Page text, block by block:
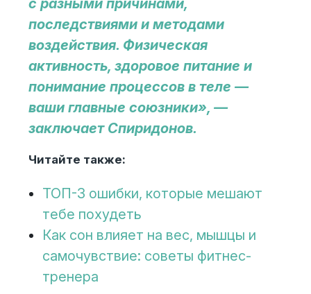
с разными причинами,
последствиями и методами
воздействия. Физическая
активность, здоровое питание и
понимание процессов в теле —
ваши главные союзники», —
заключает Спиридонов.
Читайте также:
ТОП-3 ошибки, которые мешают
тебе похудеть
Как сон влияет на вес, мышцы и
самочувствие: советы фитнес-
тренера